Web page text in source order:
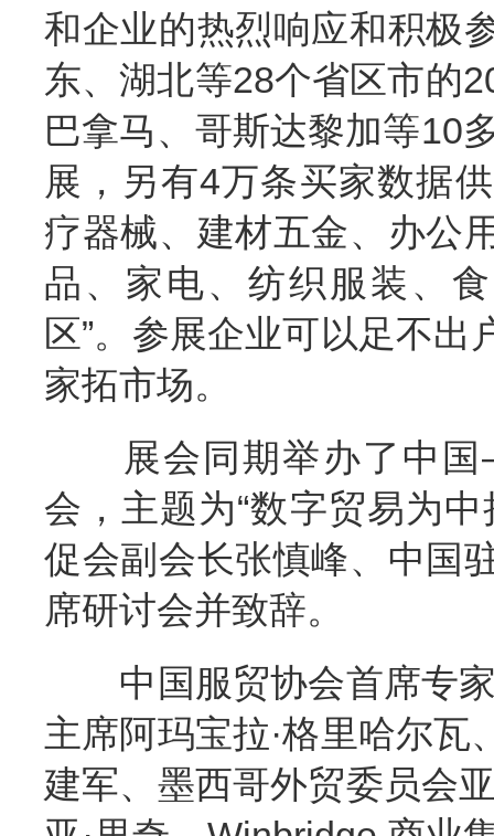
和企业的热烈响应和积极
东、湖北等28个省区市的
巴拿马、哥斯达黎加等10
展，另有4万条买家数据
疗器械、建材五金、办公
品、家电、纺织服装、
区”。参展企业可以足不
家拓市场。
展会同期举办了中国
会，主题为“数字贸易为
促会副会长张慎峰、中国
席研讨会并致辞。
中国服贸协会首席专家
主席阿玛宝拉·格里哈尔
建军、墨西哥外贸委员会